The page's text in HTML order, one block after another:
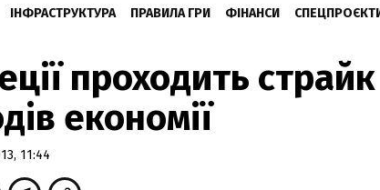
ІНФРАСТРУКТУРА ПРАВИЛА ГРИ ФІНАНСИ
проходить
економії
11:44